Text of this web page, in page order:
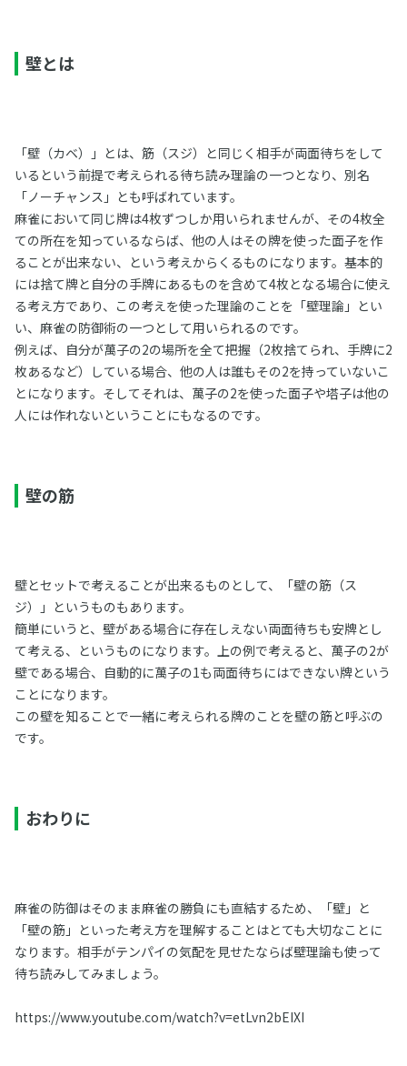
壁とは
「壁（カベ）」とは、筋（スジ）と同じく相手が両面待ちをして
いるという前提で考えられる待ち読み理論の一つとなり、別名
「ノーチャンス」とも呼ばれています。
麻雀において同じ牌は4枚ずつしか用いられませんが、その4枚全
ての所在を知っているならば、他の人はその牌を使った面子を作
ることが出来ない、という考えからくるものになります。基本的
には捨て牌と自分の手牌にあるものを含めて4枚となる場合に使え
る考え方であり、この考えを使った理論のことを「壁理論」とい
い、麻雀の防御術の一つとして用いられるのです。
例えば、自分が萬子の2の場所を全て把握（2枚捨てられ、手牌に2
枚あるなど）している場合、他の人は誰もその2を持っていないこ
とになります。そしてそれは、萬子の2を使った面子や塔子は他の
人には作れないということにもなるのです。
壁の筋
壁とセットで考えることが出来るものとして、「壁の筋（ス
ジ）」というものもあります。
簡単にいうと、壁がある場合に存在しえない両面待ちも安牌とし
て考える、というものになります。上の例で考えると、萬子の2が
壁である場合、自動的に萬子の1も両面待ちにはできない牌という
ことになります。
この壁を知ることで一緒に考えられる牌のことを壁の筋と呼ぶの
です。
おわりに
麻雀の防御はそのまま麻雀の勝負にも直結するため、「壁」と
「壁の筋」といった考え方を理解することはとても大切なことに
なります。相手がテンパイの気配を見せたならば壁理論も使って
待ち読みしてみましょう。
https://www.youtube.com/watch?v=etLvn2bEIXI